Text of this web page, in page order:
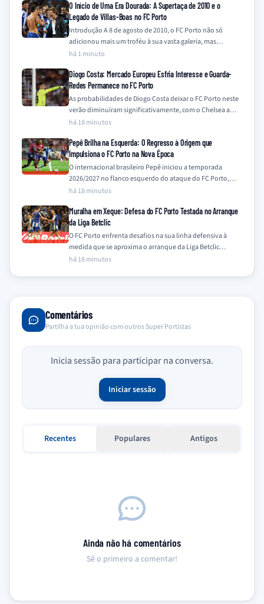
O Início de Uma Era Dourada: A Supertaça de 2010 e o
Legado de Villas-Boas no FC Porto
Introdução A 8 de agosto de 2010, o FC Porto não só
adicionou mais um troféu à sua vasta galeria, mas
também…
há 1 minuto
Diogo Costa: Mercado Europeu Esfria Interesse e Guarda-
Redes Permanece no FC Porto
As probabilidades de Diogo Costa deixar o FC Porto neste
verão diminuíram significativamente, com o Chelsea a
descartar o interesse e outros…
há 18 minutos
Pepê Brilha na Esquerda: O Regresso à Origem que
Impulsiona o FC Porto na Nova Época
O internacional brasileiro Pepê iniciou a temporada
2026/2027 no flanco esquerdo do ataque do FC Porto,
uma posição onde demonstra particular à-vontade,…
há 18 minutos
Muralha em Xeque: Defesa do FC Porto Testada no Arranque
da Liga Betclic
O FC Porto enfrenta desafios na sua linha defensiva à
medida que se aproxima o arranque da Liga Betclic
2026/2027, com a…
há 18 minutos
Comentários
Partilha a tua opinião com outros Super Portistas
Inicia sessão para participar na conversa.
Iniciar sessão
Recentes Populares Antigos
Ainda não há comentários
Sê o primeiro a comentar!